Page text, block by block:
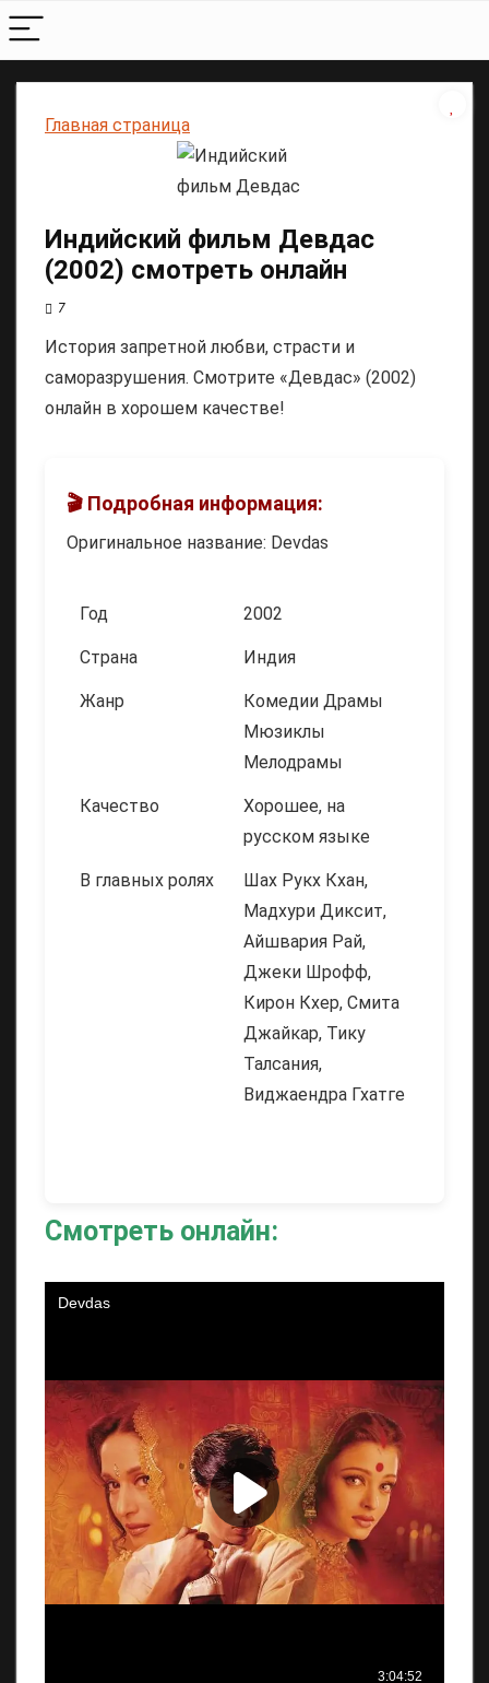
Главная страница
Индийский фильм Девдас
(2002) смотреть онлайн
7
История запретной любви, страсти и
саморазрушения. Смотрите «Девдас» (2002)
онлайн в хорошем качестве!
🎬 Подробная информация:
Оригинальное название: Devdas
Год 2002
Страна Индия
Жанр
Комедии Драмы
Мюзиклы
Мелодрамы
Качество
Хорошее, на
русском языке
В главных ролях
Шах Рукх Кхан,
Мадхури Диксит,
Айшвария Рай,
Джеки Шрофф,
Кирон Кхер, Смита
Джайкар, Тику
Талсания,
Виджаендра Гхатге
Смотреть онлайн: